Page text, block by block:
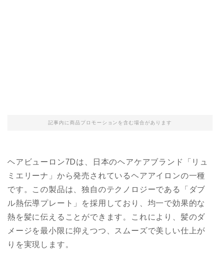
記事内に商品プロモーションを含む場合があります
ヘアビューロン7Dは、日本のヘアケアブランド「リュ
ミエリーナ」から発売されているヘアアイロンの一種
です。この製品は、独自のテクノロジーである「ダブ
ル熱伝導プレート」を採用しており、均一で効果的な
熱を髪に伝えることができます。これにより、髪のダ
メージを最小限に抑えつつ、スムーズで美しい仕上が
りを実現します。